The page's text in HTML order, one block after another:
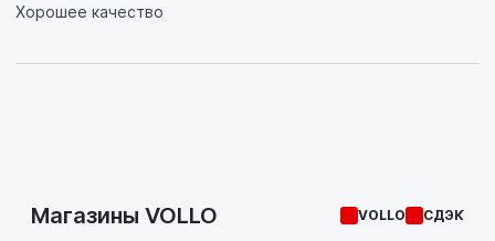
Хорошее качество
Магазины VOLLO VOLLO СДЭК